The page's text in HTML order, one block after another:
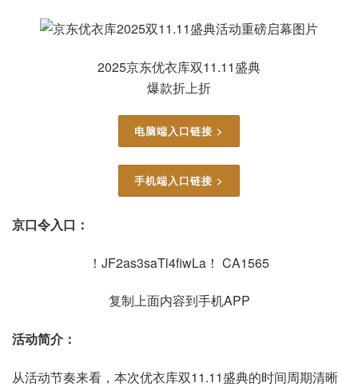
2025京东优衣库双11.11盛典
爆款折上折
电脑端入口链接 >
手机端入口链接 >
京口令入口：
！JF2as3saTl4fiwLa！ CA1565
复制上面内容到手机APP
活动简介：
从活动节奏来看，本次优衣库双11.11盛典的时间周期清晰